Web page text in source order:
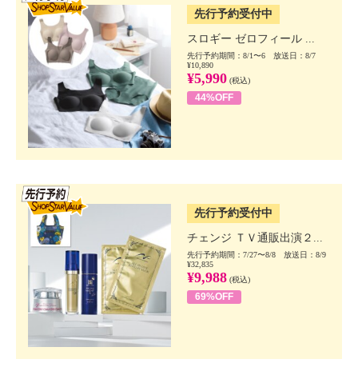
先行予約受付中
スロギー ゼロフィール ...
先行予約期間：8/1〜6 放送日：8/7
¥10,890
¥5,990 (税込)
44%OFF
先行予約受付中
チェンジ ＴＶ通販出演２...
先行予約期間：7/27〜8/8 放送日：8/9
¥32,835
¥9,988 (税込)
69%OFF